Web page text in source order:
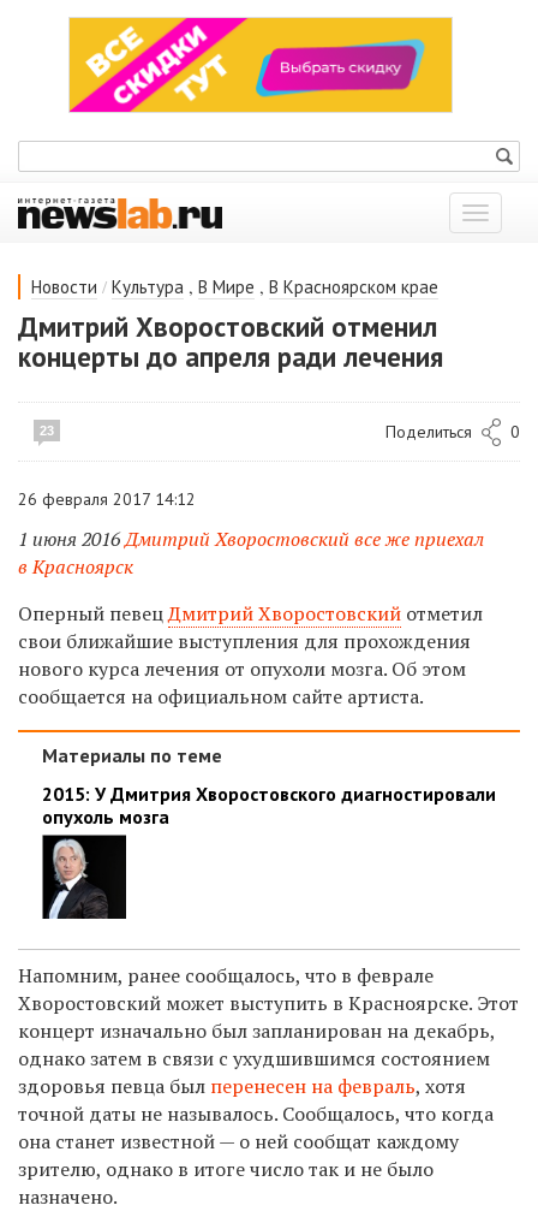
Показать
меню
Новости / Культура , В Мире , В Красноярском крае
Дмитрий Хворостовский отменил
концерты до апреля ради лечения
23 Поделиться 0
26 февраля 2017 14:12
1 июня 2016Дмитрий Хворостовский все же приехал
в Красноярск
Оперный певецДмитрий Хворостовский отметил
свои ближайшие выступления для прохождения
нового курса лечения от опухоли мозга. Об этом
сообщается на официальном сайте артиста.
Материалы по теме
2015: У Дмитрия Хворостовского диагностировали
опухоль мозга
Напомним, ранее сообщалось, что в феврале
Хворостовский может выступить в Красноярске. Этот
концерт изначально был запланирован на декабрь,
однако затем в связи с ухудшившимся состоянием
здоровья певца был перенесен на февраль, хотя
точной даты не называлось. Сообщалось, что когда
она станет известной — о ней сообщат каждому
зрителю, однако в итоге число так и не было
назначено.